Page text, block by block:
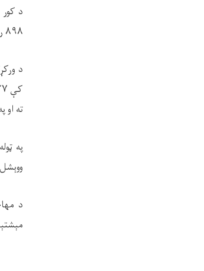
د
۸۹۸
د
کې
ته او
په
د